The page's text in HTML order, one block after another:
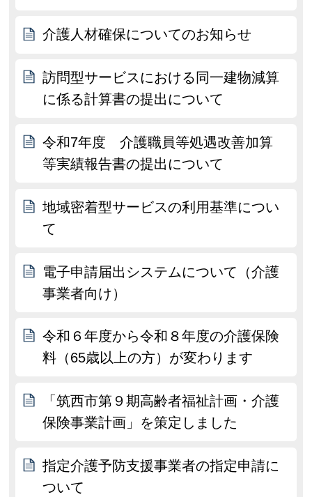
介護人材確保についてのお知らせ
訪問型サービスにおける同一建物減算
に係る計算書の提出について
令和7年度 介護職員等処遇改善加算
等実績報告書の提出について
地域密着型サービスの利用基準につい
て
電子申請届出システムについて（介護
事業者向け）
令和６年度から令和８年度の介護保険
料（65歳以上の方）が変わります
「筑西市第９期高齢者福祉計画・介護
保険事業計画」を策定しました
指定介護予防支援事業者の指定申請に
ついて